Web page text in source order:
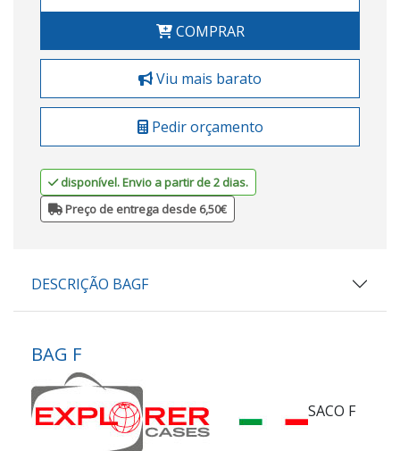
COMPRAR
Viu mais barato
Pedir orçamento
disponível. Envio a partir de 2 dias.
Preço de entrega desde 6,50€
DESCRIÇÃO BAGF
BAG F
SACO F